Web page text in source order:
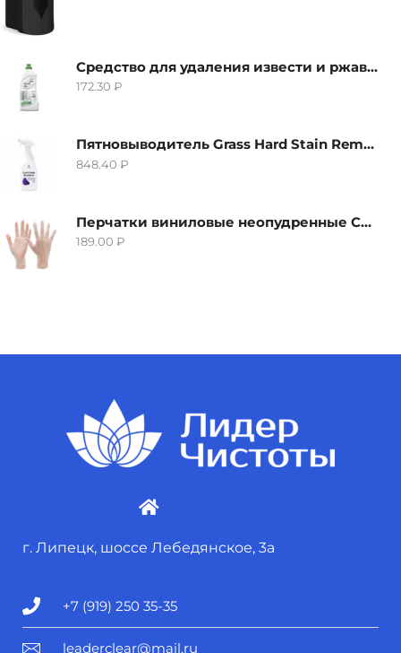
Средство для удаления извести и ржавчины Grass Gloss-Gel, 500мл
172.30 ₽
Пятновыводитель Grass Hard Stain Remover, 600мл
848.40 ₽
Перчатки виниловые неопудренные CTP-BS, размер S
189.00 ₽
г. Липецк, шоссе Лебедянское, 3а
+7 (919) 250 35-35
leaderclear@mail.ru